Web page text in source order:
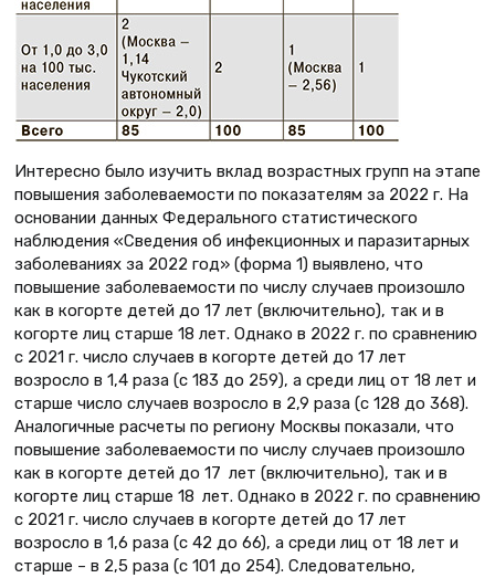
Интересно было изучить вклад возрастных групп на этапе
повышения заболеваемости по показателям за 2022 г. На
основании данных Федерального статистического
наблюдения «Сведения об инфекционных и паразитарных
заболеваниях за 2022 год» (форма 1) выявлено, что
повышение заболеваемости по числу случаев произошло
как в когорте детей до 17 лет (включительно), так и в
когорте лиц старше 18 лет. Однако в 2022 г. по сравнению
с 2021 г. число случаев в когорте детей до 17 лет
возросло в 1,4 раза (с 183 до 259), а среди лиц от 18 лет и
старше число случаев возросло в 2,9 раза (с 128 до 368).
Аналогичные расчеты по региону Москвы показали, что
повышение заболеваемости по числу случаев произошло
как в когорте детей до 17 лет (включительно), так и в
когорте лиц старше 18 лет. Однако в 2022 г. по сравнению
с 2021 г. число случаев в когорте детей до 17 лет
возросло в 1,6 раза (с 42 до 66), а среди лиц от 18 лет и
старше – в 2,5 раза (с 101 до 254). Следовательно,